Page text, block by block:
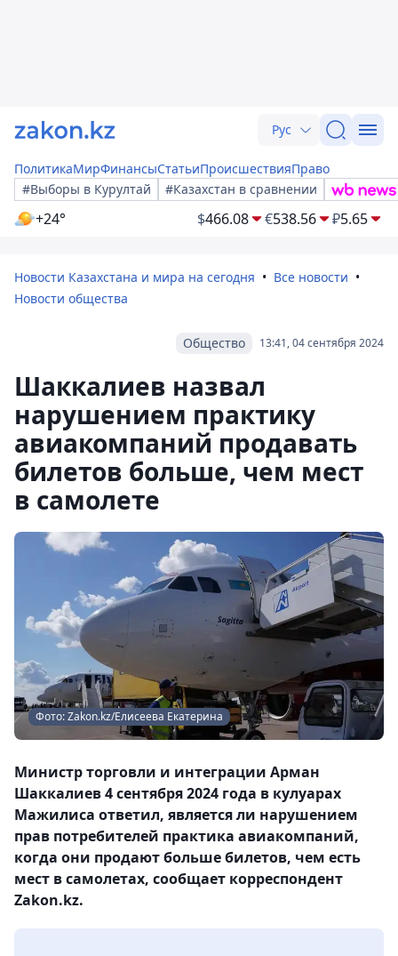
Рус
ПолитикаМирФинансыСтатьиПроисшествияПраво
#Выборы в Курултай
#Казахстан в сравнении
+24° $466.08 €538.56 ₽5.65
Новости Казахстана и мира на сегодня
Все новости
Новости общества
13:41, 04 сентября 2024
Общество
Шаккалиев назвал
нарушением практику
авиакомпаний продавать
билетов больше, чем мест
в самолете
Фото: Zakon.kz/Елисеева Екатерина
Министр торговли и интеграции Арман
Шаккалиев 4 сентября 2024 года в кулуарах
Мажилиса ответил, является ли нарушением
прав потребителей практика авиакомпаний,
когда они продают больше билетов, чем есть
мест в самолетах, сообщает корреспондент
Zakon.kz.